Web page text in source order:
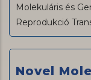
Molekuláris és
Reprodukció
Novel